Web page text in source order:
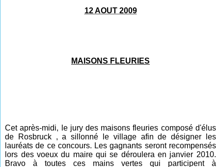
12 AOUT 2009
MAISONS FLEURIES
Cet après-midi, le jury des maisons fleuries composé d'élus
de Rosbruck , a sillonné le village afin de désigner les
lauréats de ce concours. Les gagnants seront recompensés
lors des voeux du maire qui se déroulera en janvier 2010.
Bravo à toutes ces mains vertes qui participent à